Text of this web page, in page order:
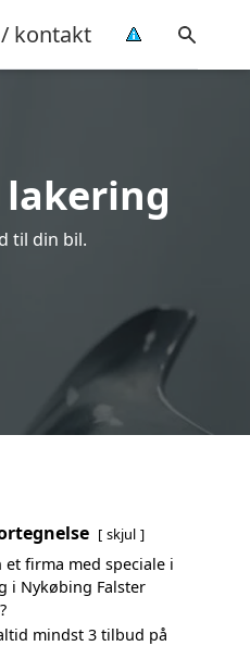
kontakt
til din bil.
skjul
et firma med speciale i
i Nykøbing Falster
mindst 3 tilbud på